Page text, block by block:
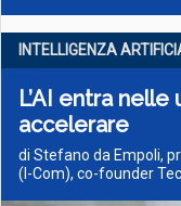
INTELLIGENZA
L’AI entra
accelerare
di Stefano da Empoli,
(I-Com), co-founder